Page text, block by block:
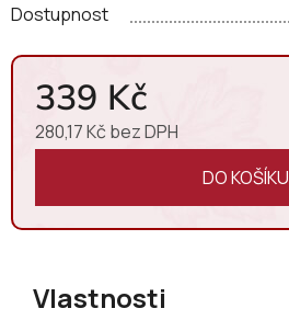
Dostupnost
339 Kč
280,17 Kč bez DPH
DO KOŠÍKU
Vlastnosti